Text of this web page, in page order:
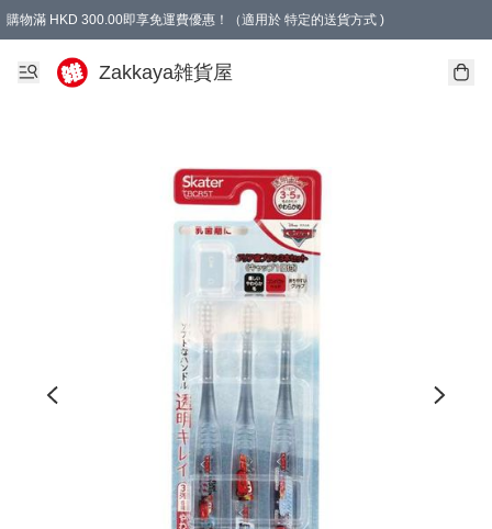
購物滿 HKD 300.00即享免運費優惠！（適用於 特定的送貨方式 )
Zakkaya雑貨屋